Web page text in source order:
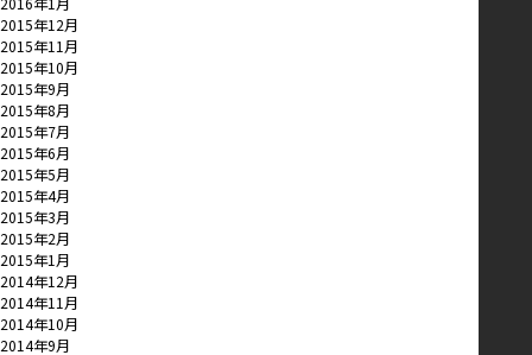
2015年12月
2015年11月
2015年10月
2015年9月
2015年8月
2015年7月
2015年6月
2015年5月
2015年4月
2015年3月
2015年2月
2015年1月
2014年12月
2014年11月
2014年10月
2014年9月